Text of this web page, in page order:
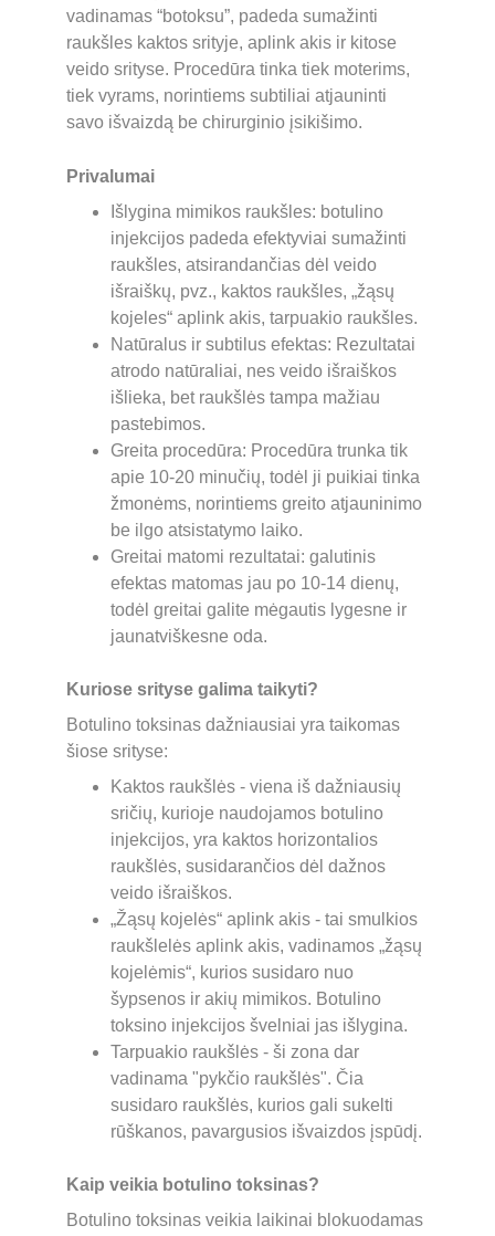
vadinamas “botoksu”, padeda sumažinti
raukšles kaktos srityje, aplink akis ir kitose
veido srityse. Procedūra tinka tiek moterims,
tiek vyrams, norintiems subtiliai atjauninti
savo išvaizdą be chirurginio įsikišimo.
Privalumai
Išlygina mimikos raukšles: botulino
injekcijos padeda efektyviai sumažinti
raukšles, atsirandančias dėl veido
išraiškų, pvz., kaktos raukšles, „žąsų
kojeles“ aplink akis, tarpuakio raukšles.
Natūralus ir subtilus efektas: Rezultatai
atrodo natūraliai, nes veido išraiškos
išlieka, bet raukšlės tampa mažiau
pastebimos.
Greita procedūra: Procedūra trunka tik
apie 10-20 minučių, todėl ji puikiai tinka
žmonėms, norintiems greito atjauninimo
be ilgo atsistatymo laiko.
Greitai matomi rezultatai: galutinis
efektas matomas jau po 10-14 dienų,
todėl greitai galite mėgautis lygesne ir
jaunatviškesne oda.
Kuriose srityse galima taikyti?
Botulino toksinas dažniausiai yra taikomas
šiose srityse:
Kaktos raukšlės - viena iš dažniausių
sričių, kurioje naudojamos botulino
injekcijos, yra kaktos horizontalios
raukšlės, susidarančios dėl dažnos
veido išraiškos.
„Žąsų kojelės“ aplink akis - tai smulkios
raukšlelės aplink akis, vadinamos „žąsų
kojelėmis“, kurios susidaro nuo
šypsenos ir akių mimikos. Botulino
toksino injekcijos švelniai jas išlygina.
Tarpuakio raukšlės - ši zona dar
vadinama "pykčio raukšlės". Čia
susidaro raukšlės, kurios gali sukelti
rūškanos, pavargusios išvaizdos įspūdį.
Kaip veikia botulino toksinas?
Botulino toksinas veikia laikinai blokuodamas